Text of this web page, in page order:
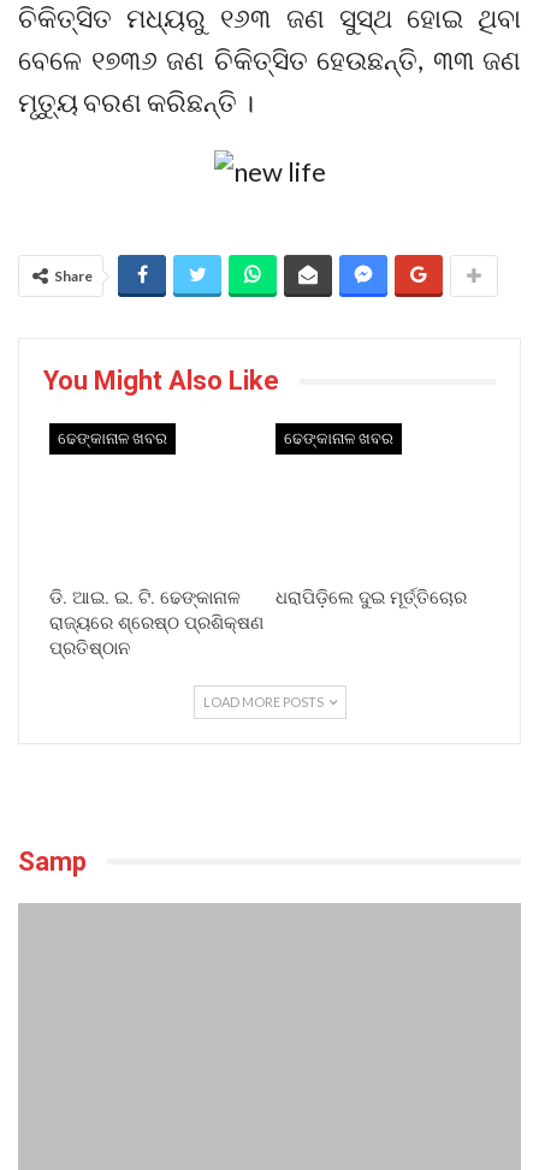
ଚିକିତ୍ସିତ ମଧ୍ୟରୁ ୧୬୩ ଜଣ ସୁସ୍ଥ ହୋଇ ଥିବା
ବେଳେ ୧୭୩୬ ଜଣ ଚିକିତ୍ସିତ ହେଉଛନ୍ତି, ୩୩ ଜଣ
ମୃତ୍ୟୁ ବରଣ କରିଛନ୍ତି ।
Share
You Might Also Like
ଢେଙ୍କାନାଳ ଖବର
ଡି. ଆଇ. ଇ. ଟି. ଢେଙ୍କାନାଳ
ରାଜ୍ୟରେ ଶ୍ରେଷ୍ଠ ପ୍ରଶିକ୍ଷଣ
ପ୍ରତିଷ୍ଠାନ
ଢେଙ୍କାନାଳ ଖବର
ଧରାପିଡ଼ିଲେ ଦୁଇ ମୂର୍ତ୍ତିଚୋର
LOAD MORE POSTS
Samp